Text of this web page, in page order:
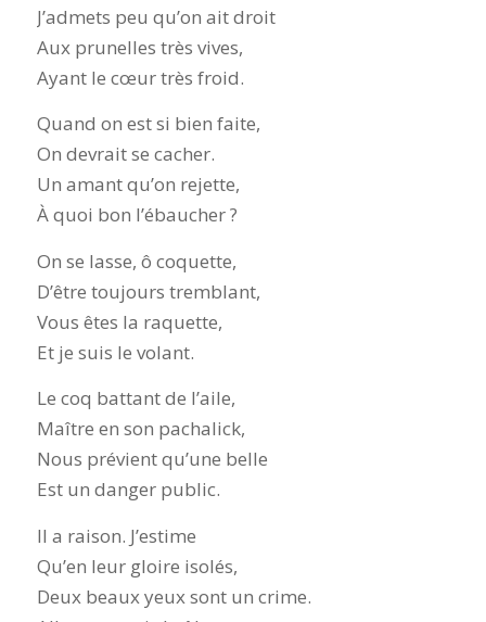
J’admets peu qu’on ait droit
Aux prunelles très vives,
Ayant le cœur très froid.
Quand on est si bien faite,
On devrait se cacher.
Un amant qu’on rejette,
À quoi bon l’ébaucher ?
On se lasse, ô coquette,
D’être toujours tremblant,
Vous êtes la raquette,
Et je suis le volant.
Le coq battant de l’aile,
Maître en son pachalick,
Nous prévient qu’une belle
Est un danger public.
Il a raison. J’estime
Qu’en leur gloire isolés,
Deux beaux yeux sont un crime.